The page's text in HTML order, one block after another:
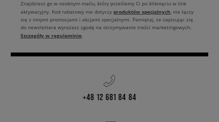
Znajdziesz go w osobnym mailu, który prześlemy Ci po kliknięciu w link
aktywacyjny. Kod rabatowy nie dotyczy produktów specjalnych, nie łączy
się z innymi promocjami i akcjami specjalnymi. Pamiętaj, że zapisując się
do newslettera wyrażasz zgodę na otrzymywanie treści marketingowych.
Szczegóły w regulaminie.
+48 12 681 84 84